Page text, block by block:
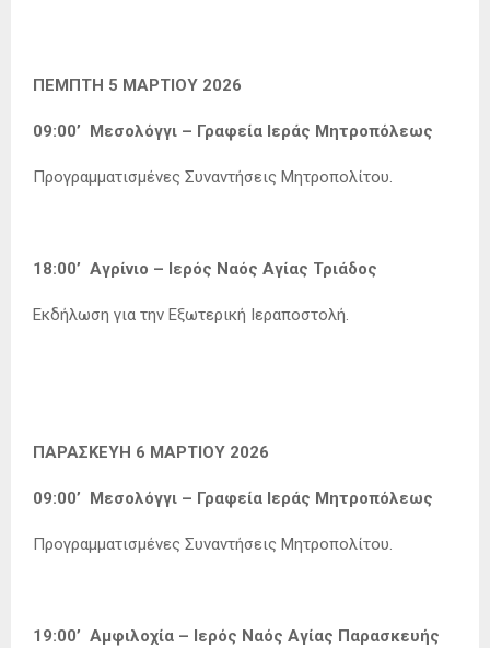
ΠΕΜΠΤΗ 5 ΜΑΡΤΙΟΥ 2026
09:00’ Μεσολόγγι – Γραφεία Ιεράς Μητροπόλεως
Προγραμματισμένες Συναντήσεις Μητροπολίτου.
18:00’ Αγρίνιο – Ιερός Ναός Αγίας Τριάδος
Εκδήλωση για την Εξωτερική Ιεραποστολή.
ΠΑΡΑΣΚΕΥΗ 6 ΜΑΡΤΙΟΥ 2026
09:00’ Μεσολόγγι – Γραφεία Ιεράς Μητροπόλεως
Προγραμματισμένες Συναντήσεις Μητροπολίτου.
19:00’ Αμφιλοχία – Ιερός Ναός Αγίας Παρασκευής